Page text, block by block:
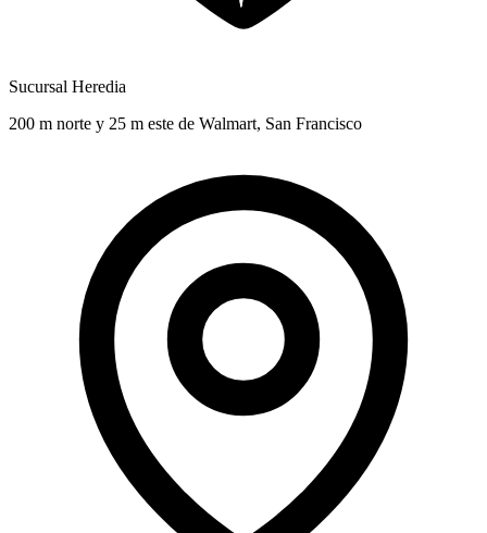
Sucursal Heredia
200 m norte y 25 m este de Walmart, San Francisco